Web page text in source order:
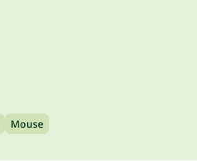
Mouse